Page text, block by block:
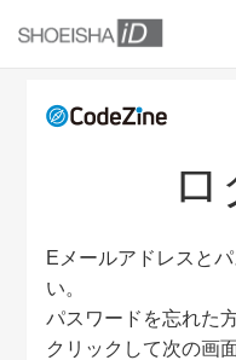
Eメールアドレスと
い。
パスワードを忘れた
クリックして次の画